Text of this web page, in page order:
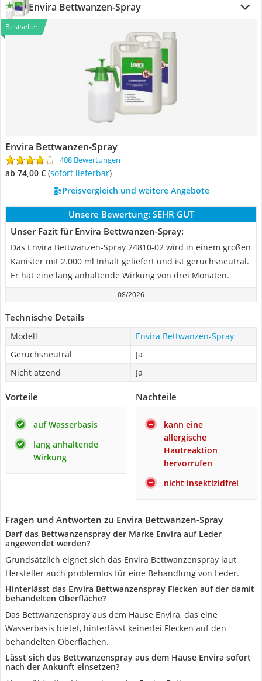
Envira Bettwanzen-Spray
Bestseller
Envira Bettwanzen-Spray
408 Bewertungen
ab 74,00 € ( Sofort lieferbar)
Preisvergleich und weitere Angebote
Unsere Bewertung: SEHR GUT
Unser Fazit für Envira Bettwanzen-Spray:
Das Envira Bettwanzen-Spray 24810-02 wird in einem großen
Kanister mit 2.000 ml Inhalt geliefert und ist geruchsneutral.
Er hat eine lang anhaltende Wirkung von drei Monaten.
08/2026
Technische Details
Modell
Envira Bettwanzen-Spray
Geruchsneutral
Ja
Nicht ätzend
Ja
Vorteile
auf Wasserbasis
lang anhaltende
Wirkung
Nachteile
kann eine
allergische
Hautreaktion
hervorrufen
nicht insektizidfrei
Fragen und Antworten zu Envira Bettwanzen-Spray
Darf das Bettwanzenspray der Marke Envira auf Leder
angewendet werden?
Grundsätzlich eignet sich das Envira Bettwanzenspray laut
Hersteller auch problemlos für eine Behandlung von Leder.
Hinterlässt das Envira Bettwanzenspray Flecken auf der damit
behandelten Oberfläche?
Das Bettwanzenspray aus dem Hause Envira, das eine
Wasserbasis bietet, hinterlässt keinerlei Flecken auf den
behandelten Oberflächen.
Lässt sich das Bettwanzenspray aus dem Hause Envira sofort
nach der Ankunft einsetzen?